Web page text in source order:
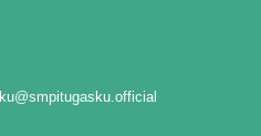
@smpitugasku.official